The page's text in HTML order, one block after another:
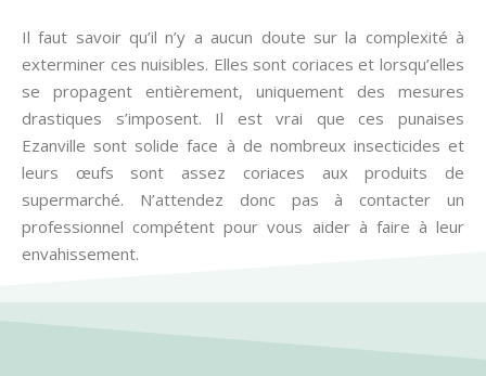
Il faut savoir qu’il n’y a aucun doute sur la complexité à
exterminer ces nuisibles. Elles sont coriaces et lorsqu’elles
se propagent entièrement, uniquement des mesures
drastiques s’imposent. Il est vrai que ces punaises
Ezanville sont solide face à de nombreux insecticides et
leurs œufs sont assez coriaces aux produits de
supermarché. N’attendez donc pas à contacter un
professionnel compétent pour vous aider à faire à leur
envahissement.